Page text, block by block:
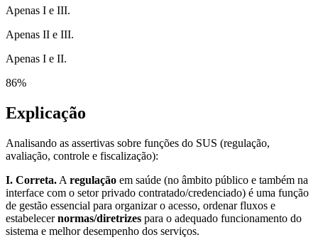
Apenas I e III.
Apenas II e III.
Apenas I e II.
86%
Explicação
Analisando as assertivas sobre funções do SUS (regulação,
avaliação, controle e fiscalização):
I. Correta. A regulação em saúde (no âmbito público e também na
interface com o setor privado contratado/credenciado) é uma função
de gestão essencial para organizar o acesso, ordenar fluxos e
estabelecernormas/diretrizes para o adequado funcionamento do
sistema e melhor desempenho dos serviços.